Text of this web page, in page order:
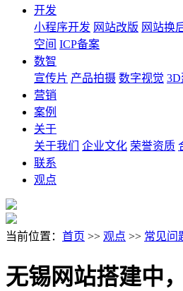
开发
小程序开发 网站改版 网站换
空间 ICP备案
数智
宣传片 产品拍摄 数字视觉
营销
案例
关于
关于我们
企业文化 荣誉资质
联系
观点
当前位置： 首页 >> 观点 >> 常见问
无锡网站搭建中